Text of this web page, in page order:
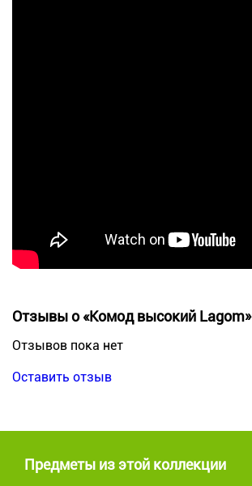
Отзывы о «Комод высокий Lagom»
Отзывов пока нет
Оставить отзыв
Предметы из этой коллекции